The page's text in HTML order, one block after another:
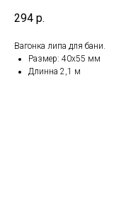
294 р.
Вагонка липа для бани.
Размер: 40х55 мм
Длинна 2,1 м